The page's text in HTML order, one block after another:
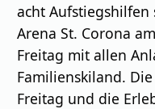
acht Aufstiegshilfen
Arena St. Corona
Freitag mit allen
Familienskiland.
Freitag und die